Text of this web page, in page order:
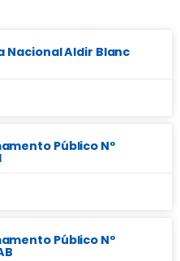
Nacional Aldir Blanc
Público Nº
Público Nº